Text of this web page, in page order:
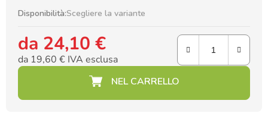
Disponibilità:Scegliere la variante
da 24,10 €
da 19,60 € IVA esclusa
Prezzo della misura: